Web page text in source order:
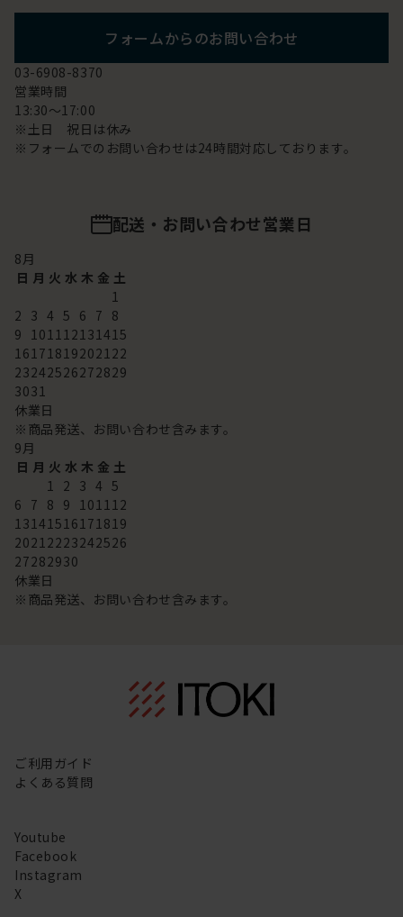
フォームからのお問い合わせ
03-6908-8370
営業時間
13:30～17:00
※土日 祝日は休み
※フォームでのお問い合わせは24時間対応しております。
配送・お問い合わせ営業日
8月
日 月 火 水 木 金 土
1
2 3 4 5 6 7 8
9 101112131415
16171819202122
23242526272829
3031
休業日
※商品発送、お問い合わせ含みます。
9月
日 月 火 水 木 金 土
1 2 3 4 5
6 7 8 9 101112
13141516171819
20212223242526
27282930
休業日
※商品発送、お問い合わせ含みます。
ご利用ガイド
よくある質問
Youtube
Facebook
Instagram
X